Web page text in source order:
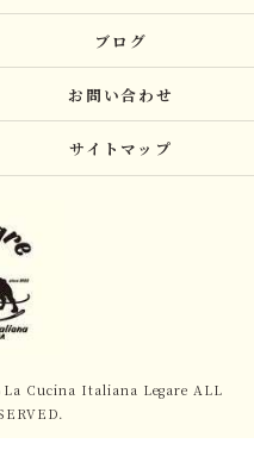
ブログ
お問い合わせ
サイトマップ
La Cucina Italiana Legare ALL